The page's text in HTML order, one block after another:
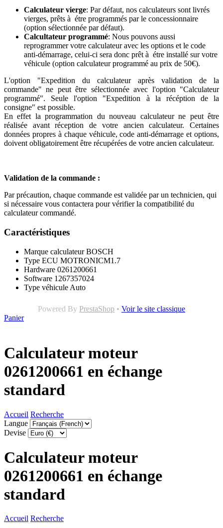
Calculateur vierge: Par défaut, nos calculateurs sont livrés
vierges, prêts à étre programmés par le concessionnaire
(option sélectionnée par défaut).
Calcultateur programmé: Nous pouvons aussi
reprogrammer votre calculateur avec les options et le code
anti-démarrage, celui-ci sera donc prêt à étre installé sur votre
véhicule (option calculateur programmé au prix de 50€).
L'option "Expedition du calculateur après validation de la
commande" ne peut être sélectionnée avec l'option "Calculateur
programmé". Seule l'option "Expedition à la récéption de la
consigne" est possible.
En effet la programmation du nouveau calculateur ne peut être
réalisée avant réception de votre ancien calculateur. Certaines
données propres à chaque véhicule, code anti-démarrage et options,
doivent obligatoirement être récupérées de votre ancien calculateur.
Validation de la commande :
Par précaution, chaque commande est validée par un technicien, qui
si nécessaire vous contactera pour vérifier la compatibilité du
calculateur commandé.
Caractéristiques
Marque calculateur BOSCH
Type ECU MOTRONICM1.7
Hardware 0261200661
Software 1267357024
Type véhicule Auto
Powered By PrestaShop • Voir le site classique
Panier
Calculateur moteur
0261200661 en échange
standard
Accueil Recherche
Langue
Devise
Calculateur moteur
0261200661 en échange
standard
Accueil Recherche